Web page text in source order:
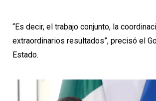
“Es decir, el trabajo conjunto, la
extraordinarios resultados”, precisó el
Estado.